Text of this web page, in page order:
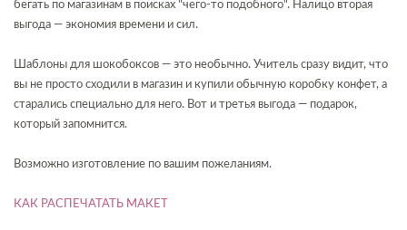
бегать по магазинам в поисках "чего-то подобного". Налицо вторая
выгода — экономия времени и сил.
Шаблоны для шокобоксов — это необычно. Учитель сразу видит, что
вы не просто сходили в магазин и купили обычную коробку конфет, а
старались специально для него. Вот и третья выгода — подарок,
который запомнится.
Возможно изготовление по вашим пожеланиям.
КАК РАСПЕЧАТАТЬ МАКЕТ